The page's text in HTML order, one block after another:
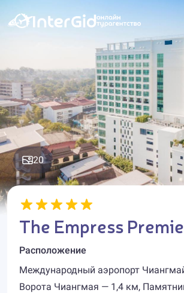
20
The Empress
Расположение
Международный аэропорт
Ворота Чиангмая — 1,4 км,